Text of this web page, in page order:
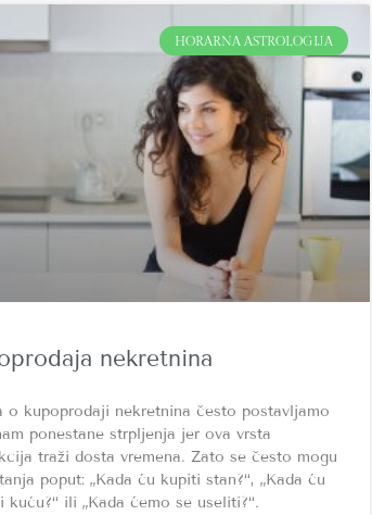
HORARNA ASTROLOGIJA
nekretnina
o kupoprodaji nekretnina često postavljamo
ponestane strpljenja jer ova vrsta
traži dosta vremena. Zato se često mogu
poput: „Kada ću kupiti stan?“, „Kada ću
kuću?“ ili „Kada ćemo se useliti?“.